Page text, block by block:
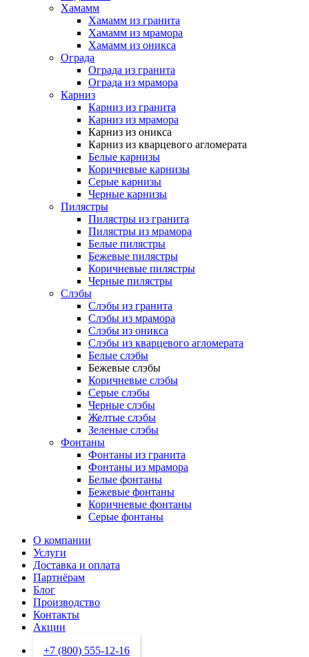
Хамамм
Хамамм из гранита
Хамамм из мрамора
Хамамм из оникса
Ограда
Ограда из гранита
Ограда из мрамора
Карниз
Карниз из гранита
Карниз из мрамора
Карниз из оникса
Карниз из кварцевого агломерата
Белые карнизы
Коричневые карнизы
Серые карнизы
Черные карнизы
Пилястры
Пилястры из гранита
Пилястры из мрамора
Белые пилястры
Бежевые пилястры
Коричневые пилястры
Черные пилястры
Слэбы
Слэбы из гранита
Слэбы из мрамора
Слэбы из оникса
Слэбы из кварцевого агломерата
Белые слэбы
Бежевые слэбы
Коричневые слэбы
Серые слэбы
Черные слэбы
Желтые слэбы
Зеленые слэбы
Фонтаны
Фонтаны из гранита
Фонтаны из мрамора
Белые фонтаны
Бежевые фонтаны
Коричневые фонтаны
Серые фонтаны
О компании
Услуги
Доставка и оплата
Партнёрам
Блог
Производство
Контакты
Акции
+7 (800) 555-12-16